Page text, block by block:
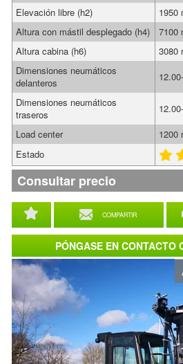
COMPARTIR
Elevación libre (h2)
1950
Altura con mástil desplegado (h4)
7100
Altura cabina (h6)
3080
Dimensiones neumáticos
delanteros
Dimensiones neumáticos
traseros
Load center
1200
Estado
Consultar precio
PÓNGASE EN CONTACTO